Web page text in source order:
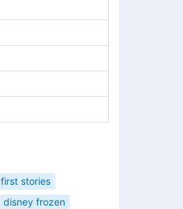
first stories
disney frozen